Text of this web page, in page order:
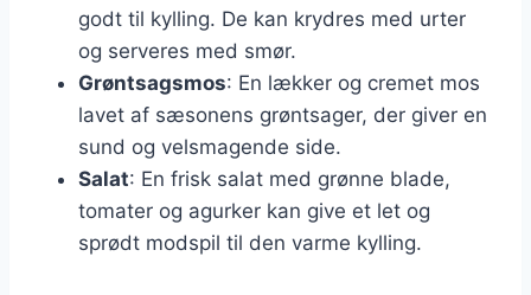
godt til kylling. De kan krydres med urter
og serveres med smør.
Grøntsagsmos: En lækker og cremet mos
lavet af sæsonens grøntsager, der giver en
sund og velsmagende side.
Salat: En frisk salat med grønne blade,
tomater og agurker kan give et let og
sprødt modspil til den varme kylling.